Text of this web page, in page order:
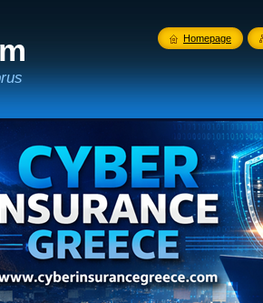
Homepage